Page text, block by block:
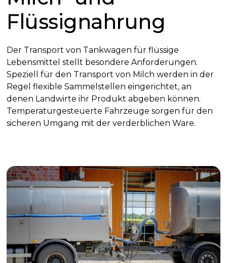
Flüssignahrung
Der Transport von Tankwagen für flüssige
Lebensmittel stellt besondere Anforderungen.
Speziell für den Transport von Milch werden in der
Regel flexible Sammelstellen eingerichtet, an
denen Landwirte ihr Produkt abgeben können.
Temperaturgesteuerte Fahrzeuge sorgen für den
sicheren Umgang mit der verderblichen Ware.